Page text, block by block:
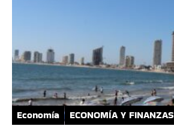
Economía ECONOMÍA Y FINANZAS